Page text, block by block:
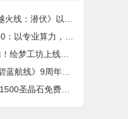
3A叙事重塑战术潜行玩法
地化AI部署与生产力新基准
dreamo赋能全场景自由创作
典活动第二弹今日正式上线
福利，新老玩家均可解锁